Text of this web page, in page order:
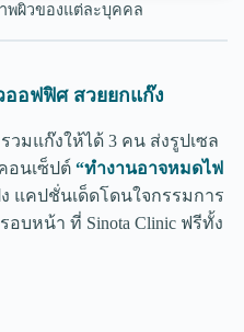
ผิวของแต่ละบุคคล
ออฟฟิศ สวยยกแก๊ง
มแก๊งให้ได้ 3 คน ส่งรูปเซล
อนเซ็ปต์ “ทำงานอาจหมดไฟ
แคปชั่นเด็ดโดนใจกรรมการ
อบหน้า ที่ Sinota Clinic ฟรีทั้ง